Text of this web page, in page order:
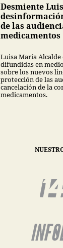
Desmiente
de las
medicamentos
Luisa María
difundidas en
sobre los nuevos
protección de las
cancelación de la
medicamentos.